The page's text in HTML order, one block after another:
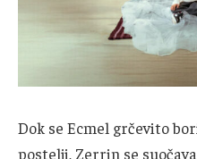
Dok se Ecmel grčevito
postelji, Zerrin se